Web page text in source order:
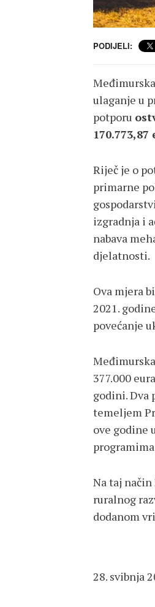
PODIJELI:
ulaganje u
potporu
170.773,87
Riječ je o
primarne
izgradnja i
nabava
djelatnosti.
Ova mjera
2021.
povećanje
377.000
godini. Dva
temeljem
ove godine
Na taj
ruralnog
dodanom
28. svibnja